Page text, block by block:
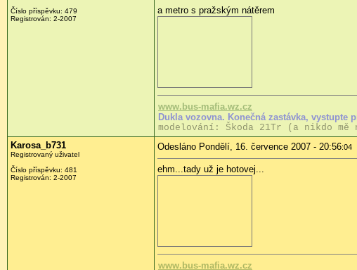
Číslo příspěvku: 479
Registrován: 2-2007
a metro s pražským nátěrem
www.bus-mafia.wz.cz
Dukla vozovna. Konečná zastávka, vystupte
modelování: Škoda 21Tr (a nikdo mě
Karosa_b731
Registrovaný uživatel
Číslo příspěvku: 481
Registrován: 2-2007
Odesláno Pondělí, 16. července 2007 - 20:56:04
ehm...tady už je hotovej...
www.bus-mafia.wz.cz